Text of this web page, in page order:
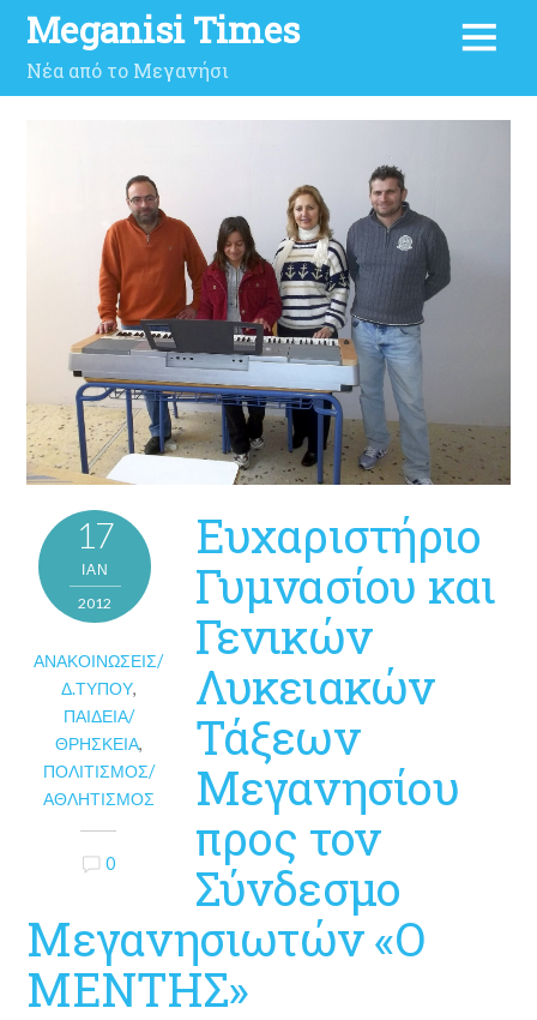
Meganisi Times
Νέα από το Μεγανήσι
17
ΙΑΝ
2012
ΑΝΑΚΟΙΝΏΣΕΙΣ/
Δ.ΤΎΠΟΥ,
ΠΑΙΔΕΊΑ/
ΘΡΗΣΚΕΊΑ,
ΠΟΛΙΤΙΣΜΌΣ/
ΑΘΛΗΤΙΣΜΌΣ
0
Ευχαριστήριο
Γυμνασίου και
Γενικών
Λυκειακών
Τάξεων
Μεγανησίου
προς τον
Σύνδεσμο
Μεγανησιωτών «Ο
ΜΕΝΤΗΣ»